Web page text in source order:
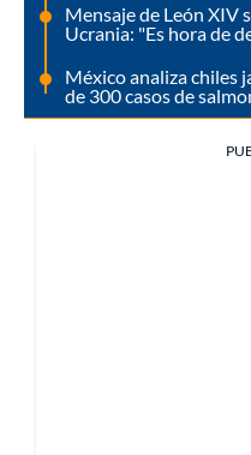
Mensaje de León XIV
Ucrania: "Es hora de
México analiza chiles
de 300 casos de